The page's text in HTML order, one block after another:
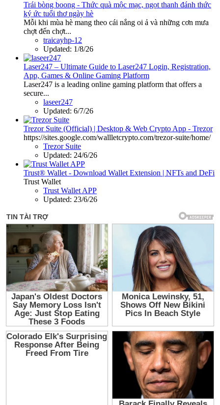
Trái bòng boong - Thức quà mộc mạc, ngọt thanh đánh thức
ký ức tuổi thơ ngày hè
Mỗi khi mùa hè mang theo cái nắng oi ả và những cơn mưa
chợt đến chợt...
traicayhp-12
Updated: 1/8/26
Laser247 – Ultimate Guide to Laser247 Login, Registration,
App, Games & Online Gaming Platform
Laser247 is a leading online gaming platform that offers a
secure...
laseer247
Updated: 6/7/26
Trezor Suite (Official) | Desktop & Web Crypto App - Trezor
https://sites.google.com/wallletcrypto.com/trezor-suite/home/
Trezor Suite
Updated: 24/6/26
Trust® Wallet - Download Wallet Extension | NFTs and DeFi
Trust Wallet
Trust Wallet APP
Updated: 23/6/26